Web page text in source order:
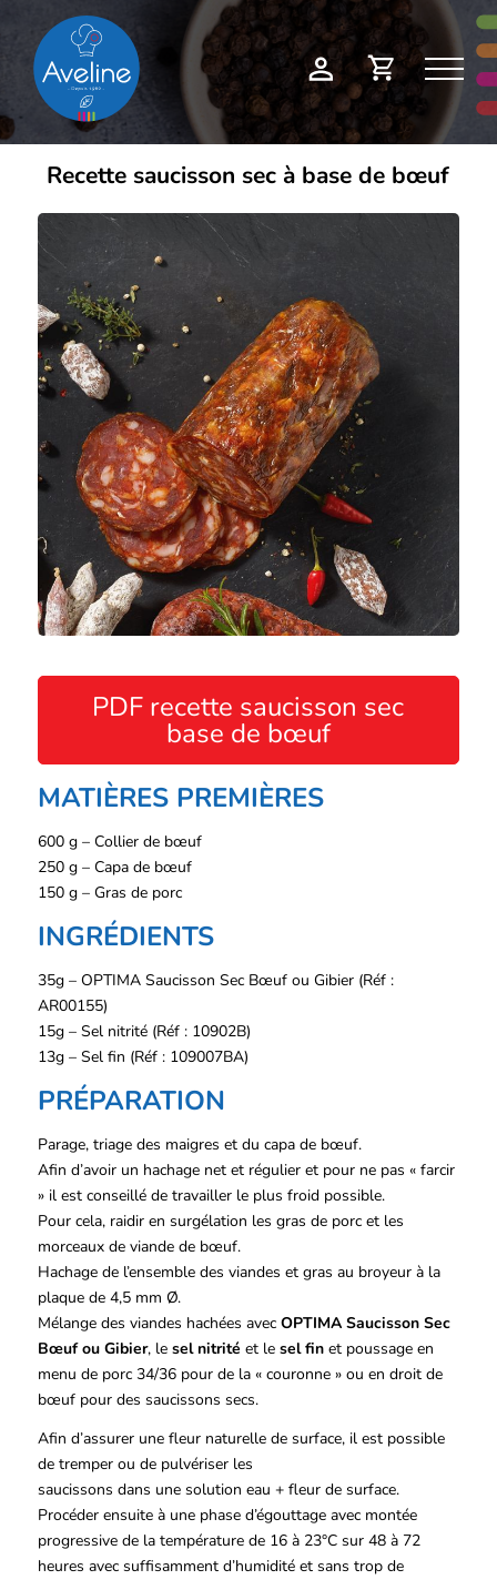
Mon
compte
Demande
de
devis
Recette saucisson sec à base de bœuf
PDF recette saucisson sec
base de bœuf
MATIÈRES PREMIÈRES
600 g – Collier de bœuf
250 g – Capa de bœuf
150 g – Gras de porc
INGRÉDIENTS
35g – OPTIMA Saucisson Sec Bœuf ou Gibier (Réf :
AR00155)
15g – Sel nitrité (Réf : 10902B)
13g – Sel fin (Réf : 109007BA)
PRÉPARATION
Parage, triage des maigres et du capa de bœuf.
Afin d’avoir un hachage net et régulier et pour ne pas « farcir
» il est conseillé de travailler le plus froid possible.
Pour cela, raidir en surgélation les gras de porc et les
morceaux de viande de bœuf.
Hachage de l’ensemble des viandes et gras au broyeur à la
plaque de 4,5 mm Ø.
Mélange des viandes hachées avec OPTIMA Saucisson Sec
Bœuf ou Gibier, le sel nitrité et le sel finet poussage en
menu de porc 34/36 pour de la « couronne » ou en droit de
bœuf pour des saucissons secs.
Afin d’assurer une fleur naturelle de surface, il est possible
de tremper ou de pulvériser les
saucissons dans une solution eau + fleur de surface.
Procéder ensuite à une phase d’égouttage avec montée
progressive de la température de 16 à 23°C sur 48 à 72
heures avec suffisamment d’humidité et sans trop de
Panneau de gestion des cookies